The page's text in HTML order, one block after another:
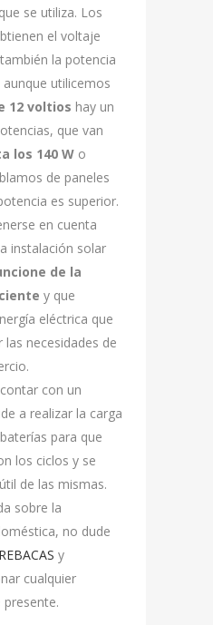
se utiliza. Los
el voltaje
la potencia
utilicemos
12 voltios hay un
que van
los 140 W o
de paneles
es superior.
en cuenta
instalación solar
de la
y que
eléctrica que
las necesidades de
con un
a realizar la carga
para que
los ciclos y se
de las mismas.
sobre la
no dude
REBACAS y
cualquier
presente.